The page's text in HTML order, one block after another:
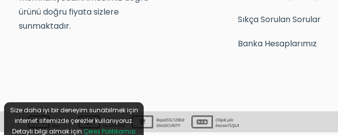
ürünü doğru fiyata sizlere
sunmaktadır.
Sıkça Sorulan Sorular
Banka Hesaplarımız
Size daha iyi bir deneyim sunabilmek için
internet sitemizde çerezler kullanıyoruz.
Detaylı bilgi almak içinÇerez Politikamızı